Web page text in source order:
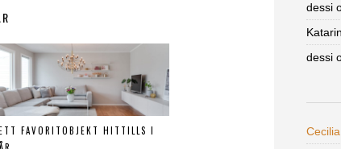
FAVORITOBJEKT HITTILLS I
dessi
dessi